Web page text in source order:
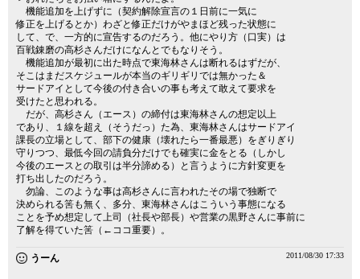
機能追加を上げずに（契約解除宣言の１日前に一気に
修正を上げるとか）わざと修正だけがやまほど残った状態に
して、で、一方的に宣告するのだろう。他にやり方（口実）は
百戦錬磨の高杉さんだけになんとでもなりそう。
機能追加が最初に出た時点で東海林さんは断れるはずだが、
そこはまだスケジュールが本当のギリギリでは無かった＆
サードアイとして今後の付き合いの事も考えて敢えて要求を
受けたと思われる。
だが、高杉さん（エース）の締付は東海林さんの想定以上
であり、１線を超え（そうだっ）た為、東海林さんはサードアイ
課長の立場として、部下の健康（壊れたら一番最悪）をぎりぎり
守りつつ、最低今回の請負分だけでも確実に金をとる（しかし
今後のエースとの取引は半分諦める）と言うように方針変更を
打ち出したのだろう。
勿論、このような事は高杉さんに言われたその場で独断で
決められる筈も無く、多分、東海林さんはこういう事態になる
ことを予め想定して上司（社長や部長）や営業の黒野さんに事前に
了解を得ていた筈（←ココ重要）。
うーん 2011/08/30 17:33